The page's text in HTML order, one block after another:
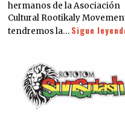
hermanos de la Asociación
Cultural Rootikaly
tendremos la… Sigue